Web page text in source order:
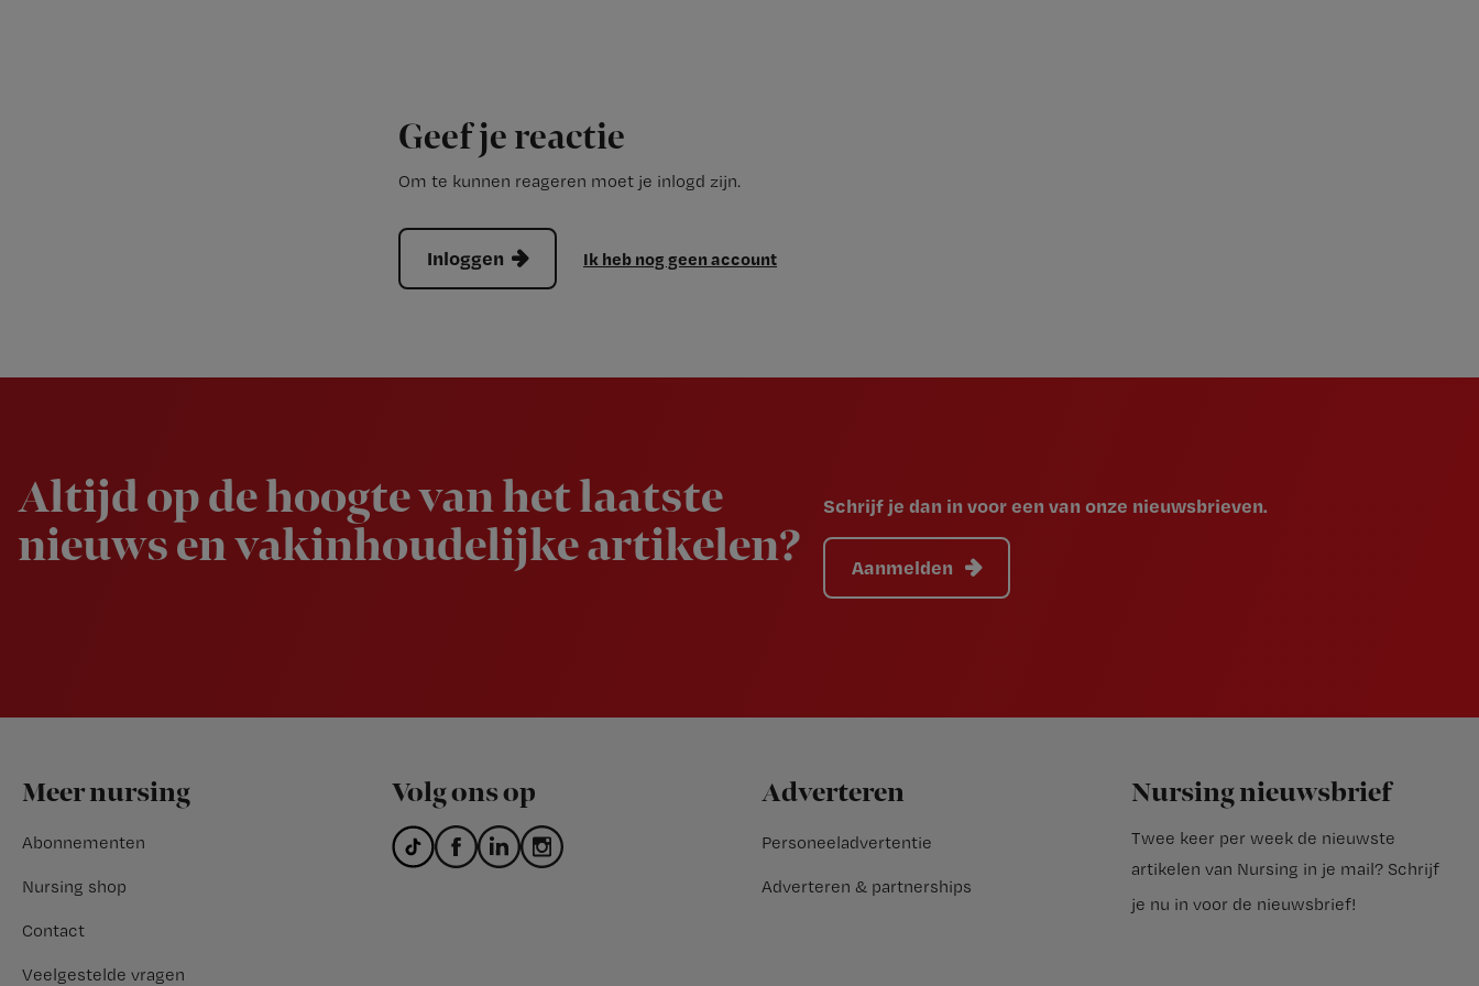
Geef je reactie
Om te kunnen reageren moet je inlogd zijn.
Inloggen Ik heb nog geen account
Altijd op de hoogte van het laatste
nieuws en vakinhoudelijke artikelen?
Schrijf je dan in voor een van onze nieuwsbrieven.
Aanmelden
Footer
Meer nursing
Abonnementen
Nursing shop
Contact
Veelgestelde vragen
Volg ons op Adverteren
Personeeladvertentie
Adverteren & partnerships
Nursing nieuwsbrief
Twee keer per week de nieuwste
artikelen van Nursing in je mail? Schrijf
je nu in voor de nieuwsbrief!